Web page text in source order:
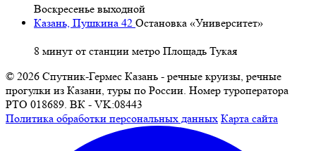
Воскресенье выходной
Казань, Пушкина 42 Остановка «Университет»
8 минут от станции метро Площадь Тукая
© 2026 Спутник-Гермес Казань - речные круизы, речные
прогулки из Казани, туры по России. Номер туроператора
РТО 018689. ВК - VK:08443
Политика обработки персональных данных Карта сайта